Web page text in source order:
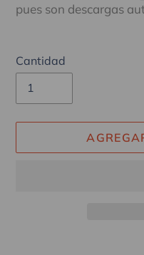
pues son descargas
Cantidad